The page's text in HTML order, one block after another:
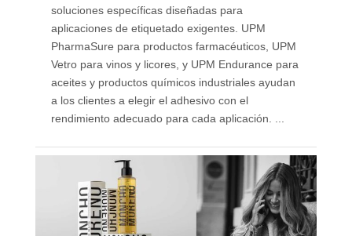
soluciones específicas diseñadas para
aplicaciones de etiquetado exigentes. UPM
PharmaSure para productos farmacéuticos, UPM
Vetro para vinos y licores, y UPM Endurance para
aceites y productos químicos industriales ayudan
a los clientes a elegir el adhesivo con el
rendimiento adecuado para cada aplicación. ...